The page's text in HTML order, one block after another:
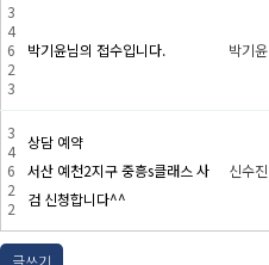
3
4
6
2
3
박기윤님의 접수입니다. 박기윤
3
4
6
2
2
상담 예약
서산 예천2지구 중흥s클래스 사
검 신청합니다^^
신수진